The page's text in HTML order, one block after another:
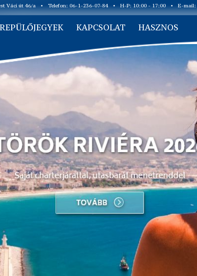
Váci út 46/a • Telefon: 06-1-236-07-84 • H-P: 10:00 - 17:00 • E-mail:
REPÜLŐJEGYEK KAPCSOLAT HASZNOS